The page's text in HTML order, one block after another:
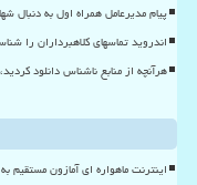
پیام مدیرعامل همراه اول به دنبال
اندروید تماسهای کلاهبرداران را
هرآنچه از منابع ناشناس دانلود
اینترنت ماهواره ای آمازون مستقیم